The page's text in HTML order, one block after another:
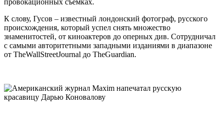
провокационных съемках.
К слову, Гусов – известный лондонский фотограф, русского
происхождения, который успел снять множество
знаменитостей, от киноактеров до оперных див. Сотрудничал
с самыми авторитетными западными изданиями в диапазоне
от TheWallStreetJournal до TheGuardian.